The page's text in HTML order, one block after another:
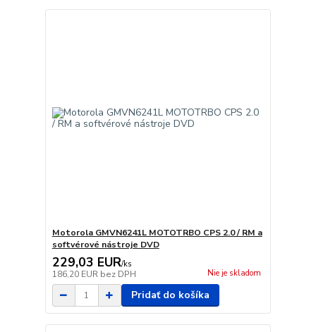
Motorola GMVN6241L MOTOTRBO CPS 2.0 / RM a
softvérové nástroje DVD
229,03 EUR/ks
186,20 EUR bez DPH Nie je skladom
Pridať do košíka